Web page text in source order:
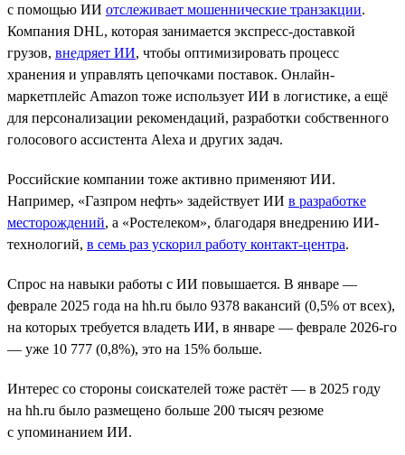
с помощью ИИ отслеживает мошеннические транзакции.
Компания DHL, которая занимается экспресс-доставкой
грузов, внедряет ИИ, чтобы оптимизировать процесс
хранения и управлять цепочками поставок. Онлайн-
маркетплейс Amazon тоже использует ИИ в логистике, а ещё
для персонализации рекомендаций, разработки собственного
голосового ассистента Alexa и других задач.
Российские компании тоже активно применяют ИИ.
Например, «Газпром нефть» задействует ИИ в разработке
месторождений, а «Ростелеком», благодаря внедрению ИИ-
технологий, в семь раз ускорил работу контакт-центра.
Спрос на навыки работы с ИИ повышается. В январе —
феврале 2025 года на hh.ru было 9378 вакансий (0,5% от всех),
на которых требуется владеть ИИ, в январе — феврале 2026-го
— уже 10 777 (0,8%), это на 15% больше.
Интерес со стороны соискателей тоже растёт — в 2025 году
на hh.ru было размещено больше 200 тысяч резюме
с упоминанием ИИ.